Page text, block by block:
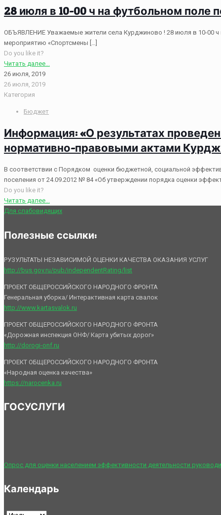
28 июля в 10-00 ч на футбольном
ОБЪЯВЛЕНИЕ Уважаемые жители села Курджиново ! 28 июля в 10-00
мероприятию «Спортсмены
Do you like it?
Читать далее...
26 июля, 2019
26 июля, 2019
Категория
Бюджет
Информация: «О результатах
нормативно-правовыми актами
В соответствии с Порядком оценки бюджетной, социальной
поселения от 24.09.2012 № 84 «Об утверждении порядка оценки
Do you like it?
Читать далее...
Для слабовидящих
Полезные ссылки:
РУЗУЛЬТАТЫ НЕЗАВИСИМОЙ ОЦЕНКИ КАЧЕСТВА ОКАЗАНИЯ УСЛУГ
http://bus.gov.ru/pub/independentRating/list
ПРОЕКТ ОБЩЕРОССИЙСКОГО НАРОДНОГО ФРОНТА
Генеральная уборка/ Интерактивная карта свалок
http://www.kartasvalok.ru
ПРОЕКТ ОБЩЕРОССИЙСКОГО НАРОДНОГО ФРОНТА
«Дорожная инспекция ОНФ/ Карта убитых дорог»
http://dorogi-onf.ru
ПРОЕКТ ОБЩЕРОССИЙСКОГО НАРОДНОГО ФРОНТА
«Народная оценка качества»
https://narocenka.ru
ГОСУСЛУГИ
Опрос для оценки населением эффективности деятельности
Календарь